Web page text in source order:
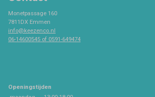
Monetpassage 160
7811DX Emmen
info@keezenco.nl
06-14600545 of 0591-649474
Openingstijden